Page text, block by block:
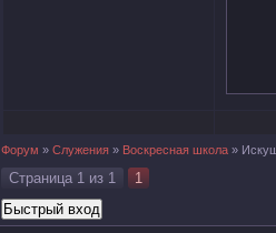
Форум » Служения » Воскресная школа »
Страница 1 из 1 1